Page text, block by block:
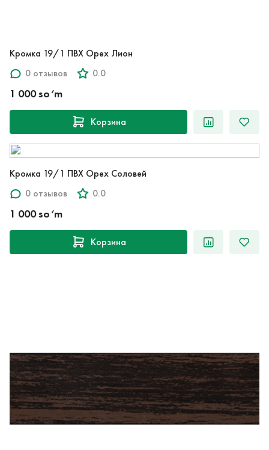
Кромка 19/1 ПВХ Орех Лион
0 отзывов
0.0
1 000 so‘m
Корзина
Кромка 19/1 ПВХ Орех Соловей
0 отзывов
0.0
1 000 so‘m
Корзина